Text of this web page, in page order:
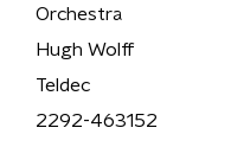
Orchestra
Hugh Wolff
Teldec
2292-463152